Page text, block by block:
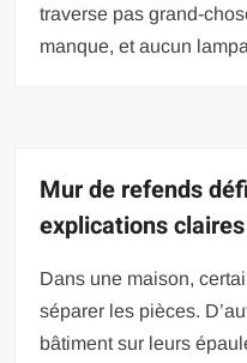
traverse pas grand-
manque, et aucun
Mur de refends
explications
Dans une maison,
séparer les pièces.
bâtiment sur leurs